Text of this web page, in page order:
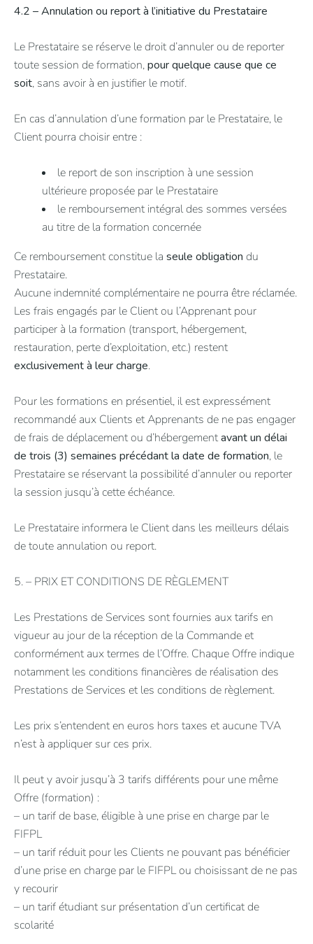
4.2 – Annulation ou report à l’initiative du Prestataire
Le Prestataire se réserve le droit d’annuler ou de reporter
toute session de formation,pour quelque cause que ce
soit, sans avoir à en justifier le motif.
En cas d’annulation d’une formation par le Prestataire, le
Client pourra choisir entre :
le report de son inscription à une session
ultérieure proposée par le Prestataire
le remboursement intégral des sommes versées
au titre de la formation concernée
Ce remboursement constitue la seule obligation du
Prestataire.
Aucune indemnité complémentaire ne pourra être réclamée.
Les frais engagés par le Client ou l’Apprenant pour
participer à la formation (transport, hébergement,
restauration, perte d’exploitation, etc.) restent
exclusivement à leur charge.
Pour les formations en présentiel, il est expressément
recommandé aux Clients et Apprenants de ne pas engager
de frais de déplacement ou d’hébergementavant un délai
de trois (3) semaines précédant la date de formation, le
Prestataire se réservant la possibilité d’annuler ou reporter
la session jusqu’à cette échéance.
Le Prestataire informera le Client dans les meilleurs délais
de toute annulation ou report.
5. – PRIX ET CONDITIONS DE RÈGLEMENT
Les Prestations de Services sont fournies aux tarifs en
vigueur au jour de la réception de la Commande et
conformément aux termes de l’Offre. Chaque Offre indique
notamment les conditions financières de réalisation des
Prestations de Services et les conditions de règlement.
Les prix s’entendent en euros hors taxes et aucune TVA
n’est à appliquer sur ces prix.
Il peut y avoir jusqu’à 3 tarifs différents pour une même
Offre (formation) :
– un tarif de base, éligible à une prise en charge par le
FIFPL
– un tarif réduit pour les Clients ne pouvant pas bénéficier
d’une prise en charge par le FIFPL ou choisissant de ne pas
y recourir
– un tarif étudiant sur présentation d’un certificat de
scolarité